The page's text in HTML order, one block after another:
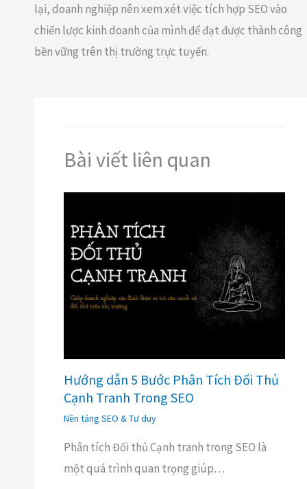
lại, doanh nghiệp nên xem xét việc tích hợp SEO vào
chiến lược kinh doanh của mình để đạt được thành công
bền vững trên thị trường trực tuyến.
Bài viết liên quan
Hướng dẫn 5 Bước Phân Tích Đối Thủ
Cạnh Tranh Trong SEO
Nền tảng SEO & Tư duy
Phân tích Đối thủ Cạnh tranh trong SEO là
một quá trình quan trọng giúp…